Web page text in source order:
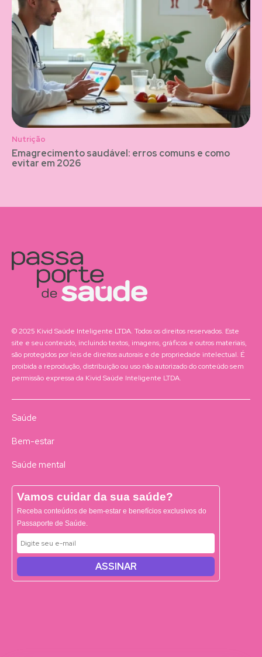
Nutrição
Emagrecimento saudável: erros comuns e como
evitar em 2026
© 2025 Kivid Saúde Inteligente LTDA. Todos os direitos reservados. Este
site e seu conteúdo, incluindo textos, imagens, gráficos e outros materiais,
são protegidos por leis de direitos autorais e de propriedade intelectual. É
proibida a reprodução, distribuição ou uso não autorizado do conteúdo sem
permissão expressa da Kivid Saúde Inteligente LTDA.
Saúde
Bem-estar
Saúde mental
Vamos cuidar da sua saúde?
Receba conteúdos de bem-estar e benefícios exclusivos do
Passaporte de Saúde.
ASSINAR